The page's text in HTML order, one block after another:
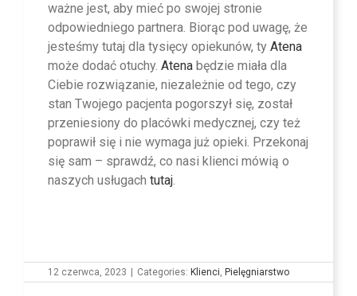
ważne jest, aby mieć po swojej stronie
odpowiedniego partnera. Biorąc pod uwagę, że
jesteśmy tutaj dla tysięcy opiekunów, ty Atena
może dodać otuchy. Atena będzie miała dla
Ciebie rozwiązanie, niezależnie od tego, czy
stan Twojego pacjenta pogorszył się, został
przeniesiony do placówki medycznej, czy też
poprawił się i nie wymaga już opieki. Przekonaj
się sam – sprawdź, co nasi klienci mówią o
naszych usługach tutaj.
12 czerwca, 2023 Categories: Klienci, Pielęgniarstwo